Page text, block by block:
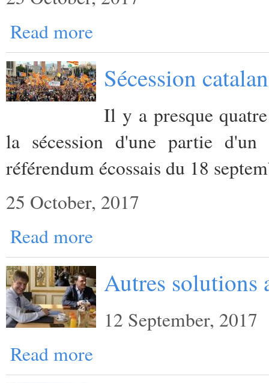
Read more
Sécession
Il y a presque
la sécession d'une partie
référendum écossais du 18
25 October, 2017
Read more
Autres solutions
12 September, 2017
Read more